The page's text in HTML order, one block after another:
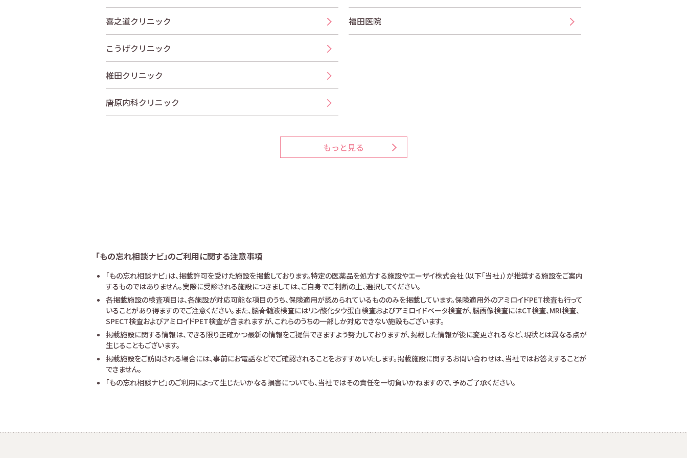
喜之道クリニック
こうげクリニック
椎田クリニック
唐原内科クリニック
福田医院
もっと見る
「もの忘れ相談ナビ」のご利用に関する注意事項
「もの忘れ相談ナビ」は、掲載許可を受けた施設を掲載しております。特定の医薬品を処方する施設やエーザイ株式会社（以下「当社」）が推奨する施設をご案内
するものではありません。実際に受診される施設につきましては、ご自身でご判断の上、選択してください。
各掲載施設の検査項目は、各施設が対応可能な項目のうち、保険適用が認められているもののみを掲載しています。保険適用外のアミロイドPET検査も行って
いることがあり得ますのでご注意ください。また、脳脊髄液検査にはリン酸化タウ蛋白検査およびアミロイドベータ検査が、脳画像検査にはCT検査、MRI検査、
SPECT検査およびアミロイドPET検査が含まれますが、これらのうちの一部しか対応できない施設もございます。
掲載施設に関する情報は、できる限り正確かつ最新の情報をご提供できますよう努力しておりますが、掲載した情報が後に変更されるなど、現状とは異なる点が
生じることもございます。
掲載施設をご訪問される場合には、事前にお電話などでご確認されることをおすすめいたします。掲載施設に関するお問い合わせは、当社ではお答えすることが
できません。
「もの忘れ相談ナビ」のご利用によって生じたいかなる損害についても、当社ではその責任を一切負いかねますので、予めご了承ください。